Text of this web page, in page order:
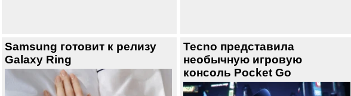
Samsung готовит к релизу
Galaxy Ring
Tecno представила
необычную игровую
консоль Pocket Go